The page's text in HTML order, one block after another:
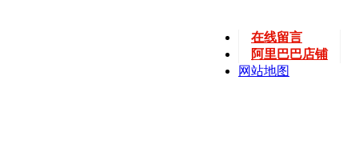
在线留言
阿里巴巴店铺
网站地图